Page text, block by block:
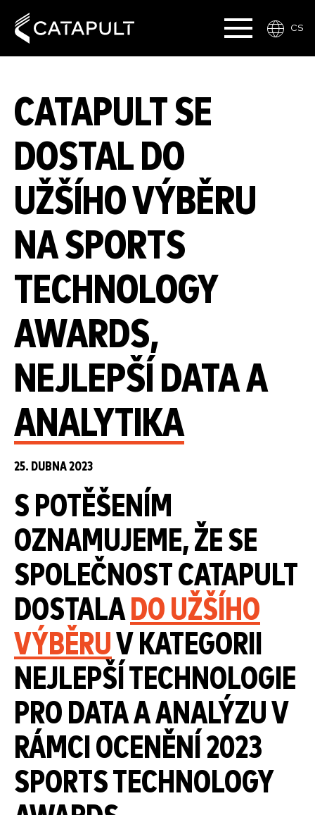
CS
CATAPULT SE
DOSTAL DO
UŽŠÍHO VÝBĚRU
NA SPORTS
TECHNOLOGY
AWARDS,
NEJLEPŠÍ DATA A
ANALYTIKA
25. DUBNA 2023
S POTĚŠENÍM
OZNAMUJEME, ŽE SE
SPOLEČNOST CATAPULT
DOSTALA DO UŽŠÍHO
VÝBĚRUV KATEGORII
NEJLEPŠÍ TECHNOLOGIE
PRO DATA A ANALÝZU V
RÁMCI OCENĚNÍ 2023
SPORTS TECHNOLOGY